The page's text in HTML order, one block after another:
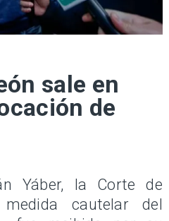
sale en
de
Yáber, la Corte de
cautelar del